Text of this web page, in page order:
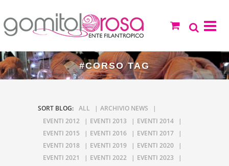
#CORSO TAG
SORT BLOG: ALL
ARCHIVIO NEWS
EVENTI 2012
EVENTI 2013
EVENTI 2014
EVENTI 2015
EVENTI 2016
EVENTI 2017
EVENTI 2018
EVENTI 2019
EVENTI 2020
EVENTI 2021
EVENTI 2022
EVENTI 2023